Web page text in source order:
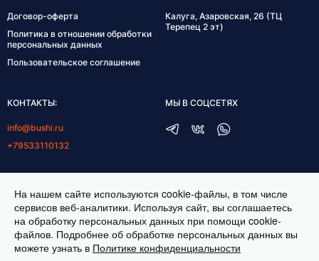
Договор-оферта
Политика в отношении обработки
персональных данных
Пользовательское соглашение
Калуга, Азаровская, 26 (ТЦ
Терепец 2 эт)
КОНТАКТЫ:
info@bushi.ru
+79533110132
пн-пт 10:00-19:00
сб 11:00-17:00
МЫ В СОЦСЕТЯХ
На нашем сайте используются cookie-файлы, в том числе
сервисов веб-аналитики. Используя сайт, вы соглашаетесь
на обработку персональных данных при помощи cookie-
файлов. Подробнее об обработке персональных данных вы
можете узнать в Политике конфиденциальности